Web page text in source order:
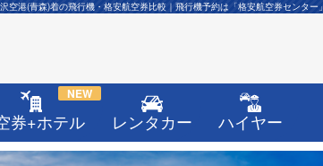
港(青森)着の飛行機・格安航空券比較｜飛行機予約は「格安航空券センター」
券+ホテル
NEW
レンタカー ハイヤー